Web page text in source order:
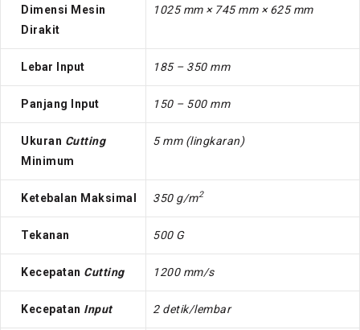
Dimensi Mesin
Dirakit
1025 mm × 745 mm × 625 mm
Lebar Input 185 – 350 mm
Panjang Input 150 – 500 mm
Ukuran Cutting
Minimum
5 mm (lingkaran)
Ketebalan Maksimal 350 g/m2
Tekanan 500 G
Kecepatan Cutting 1200 mm/s
Kecepatan Input 2 detik/lembar